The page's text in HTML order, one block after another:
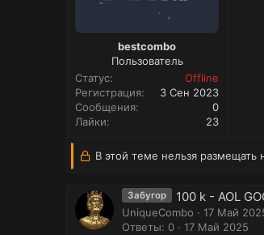
bestcombo
Пользователь
Статус
Offline
Регистрация
3 Сен 2023
Сообщения
0
Лайки
23
В этой теме нельзя размещать
Забугор 100 k - AOL
UniqueCombo
17 Май
Ответы: 0
17 Май 2025